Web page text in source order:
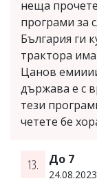
неща
програми за
България ги
трактора
Цанов
държава е с
тези
четете бе
13. До 7